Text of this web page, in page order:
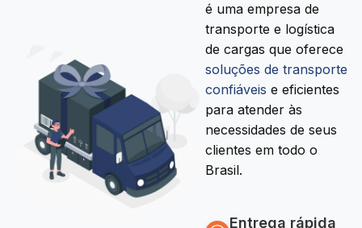
é uma empresa de
transporte e logística
de cargas que oferece
soluções de transporte
confiáveis e eficientes
para atender às
necessidades de seus
clientes em todo o
Brasil.
Entrega rápida